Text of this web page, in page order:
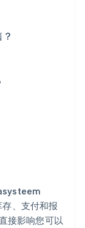
、支付和报
接影响您可以